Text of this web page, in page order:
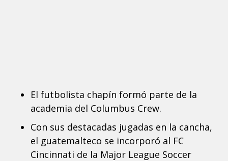
El futbolista chapín formó parte de la
academia del Columbus Crew.
Con sus destacadas jugadas en la cancha,
el guatemalteco se incorporó al FC
Cincinnati de la Major League Soccer